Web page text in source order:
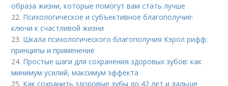
образа жизни, которые помогут вам стать лучше
22. Психологическое и субъективное благополучие:
ключи к счастливой жизни
23. Шкала психологического благополучия Кэрол рифф:
принципы и применение
24. Простые шаги для сохранения здоровых зубов: как
минимум усилий, максимум эффекта
25. Как сохранить здоровые зубы до 42 лет и дальше